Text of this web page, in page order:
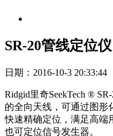
SR-20管线定位仪
日期：2016-10-3
Ridgid里奇SeekTech ®
的全向天线，可通过图形
快速精确定位，满足高端
也可定位信号发生器。